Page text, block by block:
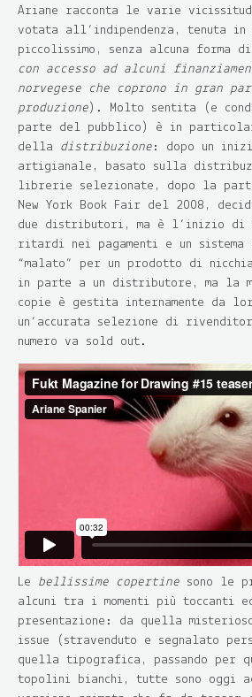
Ariane racconta le varie
votata all’indipendenza, tenuta in
piccolissimo, senza alcuna forma
con accesso ad alcuni
norvegese che coprono in gran
produzione). Molto sentita (e
parte del pubblico) è in
della distribuzione : dopo un
artigianale, basato sulla
librerie selezionate, dopo la
New York Book Fair del 2008,
due distributori, ma è l’inizio di
ritardi nei pagamenti e un sistema
“malato” per un prodotto di
in parte a un distributore, ma la
copie è gestita internamente da
un’accurata selezione di
numero va sold out.
Le bellissime copertine sono le
alcuni tra i momenti più toccanti
presentazione: da quella
issue (stravenduto e segnalato
quella tipografica, passando per
topolini bianchi, tutte sono oggi